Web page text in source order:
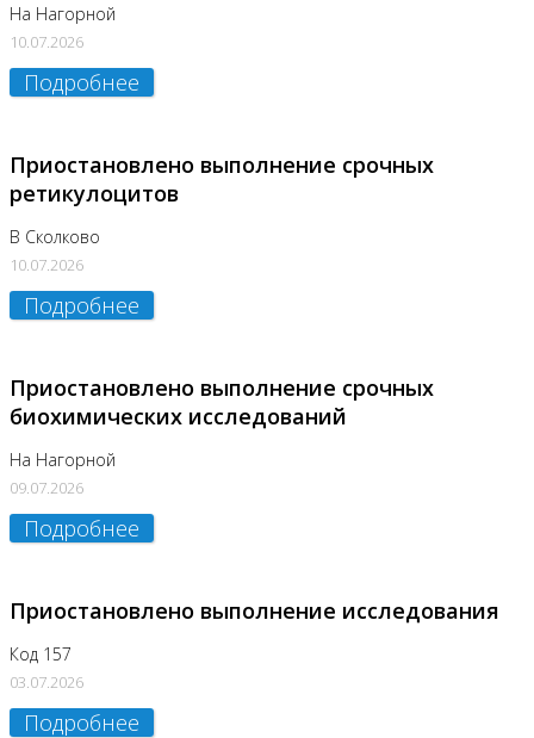
На Нагорной
10.07.2026
Подробнее
Приостановлено выполнение срочных
ретикулоцитов
В Сколково
10.07.2026
Подробнее
Приостановлено выполнение срочных
биохимических исследований
На Нагорной
09.07.2026
Подробнее
Приостановлено выполнение исследования
Код 157
03.07.2026
Подробнее